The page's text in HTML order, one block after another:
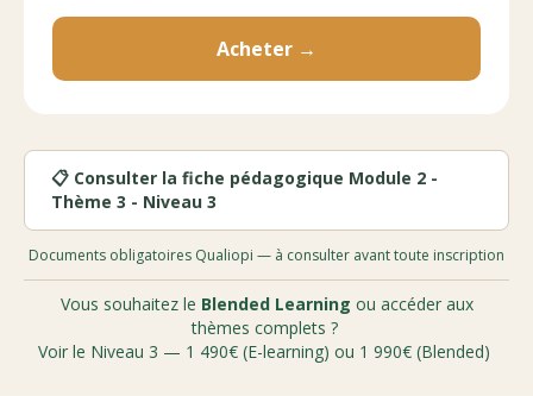
Acheter →
📋 Consulter la fiche pédagogique Module 2 -
Thème 3 - Niveau 3
Documents obligatoires Qualiopi — à consulter avant toute inscription
Vous souhaitez le Blended Learning ou accéder aux
thèmes complets ?
Voir le Niveau 3 — 1 490€ (E-learning) ou 1 990€ (Blended)